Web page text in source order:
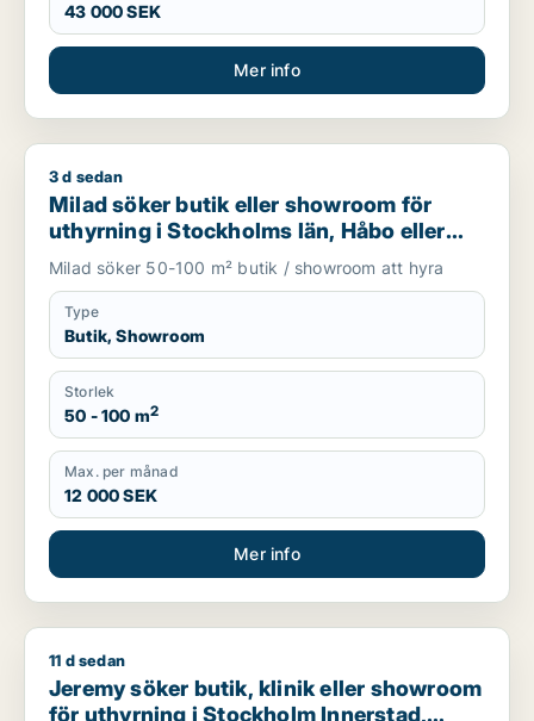
43 000 SEK
Mer info
Milad söker butik eller showroom för uthyrning i Stockholms
3 d sedan
Milad söker butik eller showroom för
uthyrning i Stockholms län, Håbo eller
Knivsta
Milad söker 50-100 m² butik / showroom att hyra
Type
Butik, Showroom
Storlek
50 - 100 m2
Max. per månad
12 000 SEK
Mer info
Jeremy söker butik, klinik eller showroom för uthyrning i
11 d sedan
Jeremy söker butik, klinik eller showroom
för uthyrning i Stockholm Innerstad,